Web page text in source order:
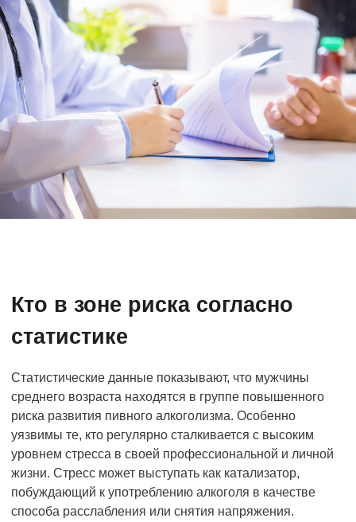
Кто в зоне риска согласно
статистике
Статистические данные показывают, что мужчины
среднего возраста находятся в группе повышенного
риска развития пивного алкоголизма. Особенно
уязвимы те, кто регулярно сталкивается с высоким
уровнем стресса в своей профессиональной и личной
жизни. Стресс может выступать как катализатор,
побуждающий к употреблению алкоголя в качестве
способа расслабления или снятия напряжения.